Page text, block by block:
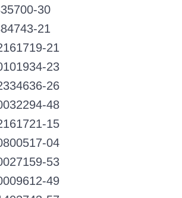
30
21
21
23
26
48
15
04
53
49